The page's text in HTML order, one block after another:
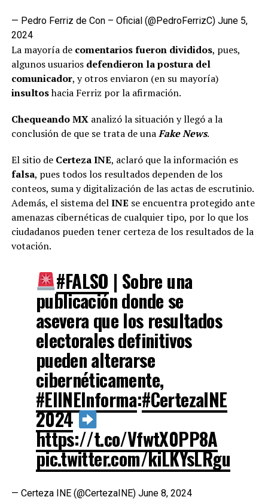
— Pedro Ferriz de Con – Oficial (@PedroFerrizC) June 5,
2024
La mayoría de comentarios fueron divididos, pues,
algunos usuarios defendieron la postura del
comunicador, y otros enviaron (en su mayoría)
insultoshacia Ferriz por la afirmación.
Chequeando MXanalizó la situación y llegó a la
conclusión de que se trata de unaFake News.
El sitio de Certeza INE, aclaró que la información es
falsa, pues todos los resultados dependen de los
conteos, suma y digitalización de las actas de escrutinio.
Además, el sistema delINE se encuentra protegido ante
amenazas cibernéticas de cualquier tipo, por lo que los
ciudadanos pueden tener certeza de los resultados de la
votación.
#FALSO | Sobre una
publicación donde se
asevera que los resultados
electorales definitivos
pueden alterarse
cibernéticamente,
#ElINEInforma:#CertezaINE
2024
https://t.co/VfwtX0PP8A
pic.twitter.com/kiLKYsLRgu
— Certeza INE (@CertezaINE) June 8, 2024